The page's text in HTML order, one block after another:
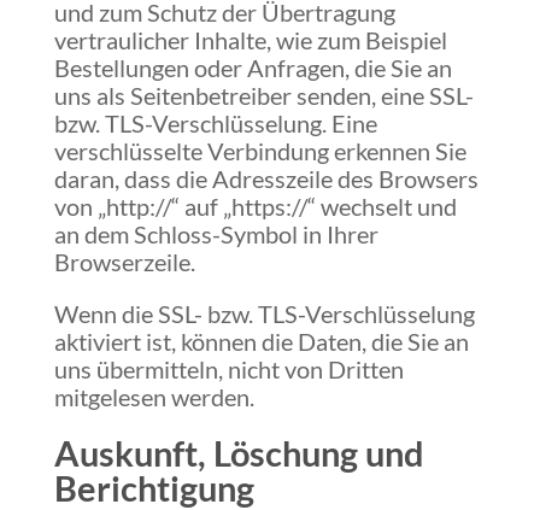
und zum Schutz der Übertragung
vertraulicher Inhalte, wie zum Beispiel
Bestellungen oder Anfragen, die Sie an
uns als Seitenbetreiber senden, eine SSL-
bzw. TLS-Verschlüsselung. Eine
verschlüsselte Verbindung erkennen Sie
daran, dass die Adresszeile des Browsers
von „http://“ auf „https://“ wechselt und
an dem Schloss-Symbol in Ihrer
Browserzeile.
Wenn die SSL- bzw. TLS-Verschlüsselung
aktiviert ist, können die Daten, die Sie an
uns übermitteln, nicht von Dritten
mitgelesen werden.
Auskunft, Löschung und
Berichtigung